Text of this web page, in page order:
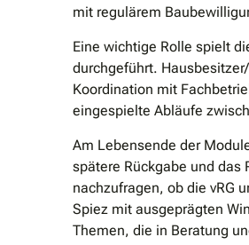
mit regulärem
Eine wichtige Rolle spielt
durchgeführt.
Koordination mit
eingespielte Abläufe
Am Lebensende der
spätere Rückgabe und das
nachzufragen, ob die vRG
Spiez mit ausgeprägten
Themen, die in Beratung